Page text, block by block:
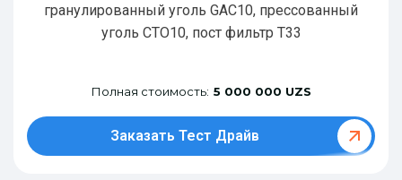
гранулированный уголь GAC10, прессованный
уголь CTO10, пост фильтр T33
Полная стоимость: 5 000 000 UZS
Заказать Тест Драйв